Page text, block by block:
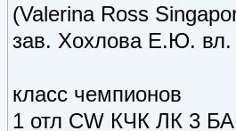
(Valerina Ross
зав. Хохлова Е.Ю.
класс чемпионов
1 отл CW КЧК ЛК 3